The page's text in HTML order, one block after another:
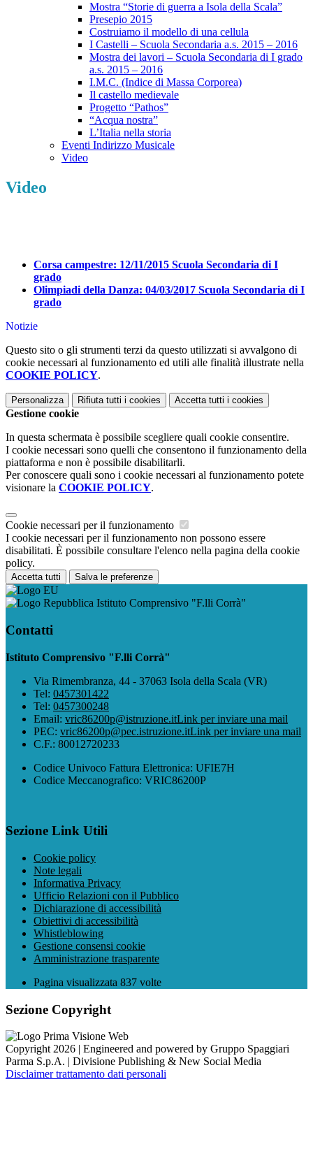
Mostra “Storie di guerra a Isola della Scala”
Presepio 2015
Costruiamo il modello di una cellula
I Castelli – Scuola Secondaria a.s. 2015 – 2016
Mostra dei lavori – Scuola Secondaria di I grado
a.s. 2015 – 2016
I.M.C. (Indice di Massa Corporea)
Il castello medievale
Progetto “Pathos”
“Acqua nostra”
L’Italia nella storia
Eventi Indirizzo Musicale
Video
Video
Corsa campestre: 12/11/2015 Scuola Secondaria di I
grado
Olimpiadi della Danza: 04/03/2017 Scuola Secondaria di I
grado
Notizie
Questo sito o gli strumenti terzi da questo utilizzati si avvalgono di
cookie necessari al funzionamento ed utili alle finalità illustrate nella
COOKIE POLICY.
Personalizza Rifiuta tutti i cookies Accetta tutti i cookies
Gestione cookie
In questa schermata è possibile scegliere quali cookie consentire.
I cookie necessari sono quelli che consentono il funzionamento della
piattaforma e non è possibile disabilitarli.
Per conoscere quali sono i cookie necessari al funzionamento potete
visionare la COOKIE POLICY.
Cookie necessari per il funzionamento
I cookie necessari per il funzionamento non possono essere
disabilitati. È possibile consultare l'elenco nella pagina della cookie
policy.
Accetta tutti Salva le preferenze
Istituto Comprensivo "F.lli Corrà"
Contatti
Istituto Comprensivo "F.lli Corrà"
Via Rimembranza, 44 - 37063 Isola della Scala (VR)
Tel: 0457301422
Tel: 0457300248
Email: vric86200p@istruzione.itLink per inviare una mail
PEC: vric86200p@pec.istruzione.itLink per inviare una mail
C.F.: 80012720233
Codice Univoco Fattura Elettronica: UFIE7H
Codice Meccanografico: VRIC86200P
Sezione Link Utili
Cookie policy
Note legali
Informativa Privacy
Ufficio Relazioni con il Pubblico
Dichiarazione di accessibilità
Obiettivi di accessibilità
Whistleblowing
Gestione consensi cookie
Amministrazione trasparente
Pagina visualizzata 837 volte
Sezione Copyright
Copyright 2026 | Engineered and powered by Gruppo Spaggiari
Parma S.p.A. | Divisione Publishing & New Social Media
Disclaimer trattamento dati personali